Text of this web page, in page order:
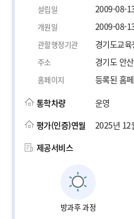
설립일 2009-08-
개원일 2009-08-
관할행정기관 경기도교
주소 경기도 안
홈페이지
등록된 홈
통학차량
운영
평가(인증)연월
2025년 12
제공서비스
방과후 과정